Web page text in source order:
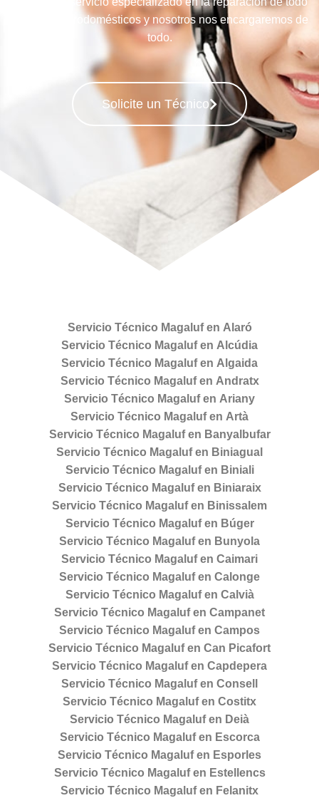
tipo de Electrodomésticos y nosotros nos encargaremos de
todo.
Solicite un Técnico
Servicio Técnico Magaluf en Alaró
Servicio Técnico Magaluf en Alcúdia
Servicio Técnico Magaluf en Algaida
Servicio Técnico Magaluf en Andratx
Servicio Técnico Magaluf en Ariany
Servicio Técnico Magaluf en Artà
Servicio Técnico Magaluf en Banyalbufar
Servicio Técnico Magaluf en Biniagual
Servicio Técnico Magaluf en Biniali
Servicio Técnico Magaluf en Biniaraix
Servicio Técnico Magaluf en Binissalem
Servicio Técnico Magaluf en Búger
Servicio Técnico Magaluf en Bunyola
Servicio Técnico Magaluf en Caimari
Servicio Técnico Magaluf en Calonge
Servicio Técnico Magaluf en Calvià
Servicio Técnico Magaluf en Campanet
Servicio Técnico Magaluf en Campos
Servicio Técnico Magaluf en Can Picafort
Servicio Técnico Magaluf en Capdepera
Servicio Técnico Magaluf en Consell
Servicio Técnico Magaluf en Costitx
Servicio Técnico Magaluf en Deià
Servicio Técnico Magaluf en Escorca
Servicio Técnico Magaluf en Esporles
Servicio Técnico Magaluf en Estellencs
Servicio Técnico Magaluf en Felanitx